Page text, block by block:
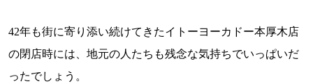
42年も街に寄り添い続けてきたイトーヨーカドー本厚木店
の閉店時には、地元の人たちも残念な気持ちでいっぱいだ
ったでしょう。